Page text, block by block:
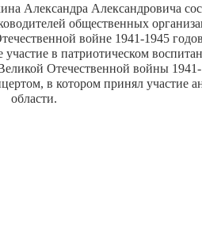
Александра Александровича
общественных
войне 1941-1945
в патриотическом
Отечественной войны
в котором принял участие
области.